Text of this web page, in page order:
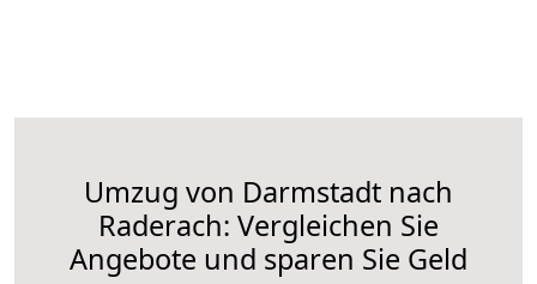
Umzug von Darmstadt nach
Raderach: Vergleichen Sie
Angebote und sparen Sie Geld